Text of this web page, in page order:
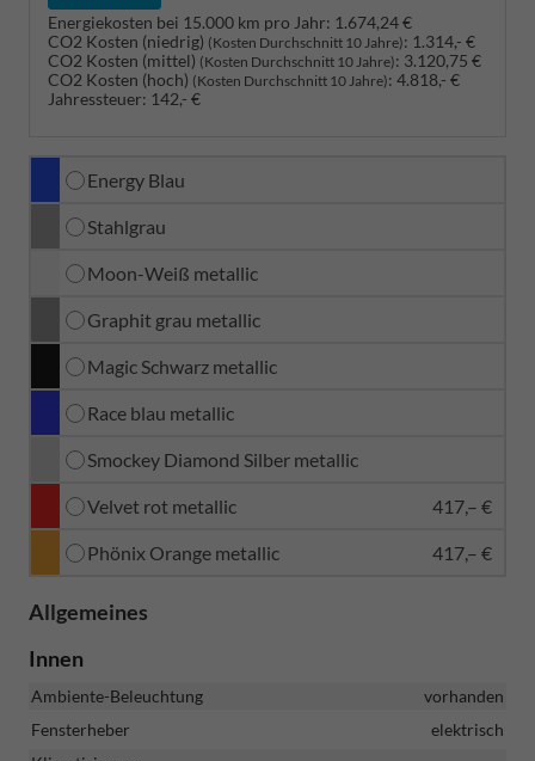
Energiekosten bei 15.000 km pro Jahr: 1.674,24 €
CO2 Kosten (niedrig) (Kosten Durchschnitt 10 Jahre): 1.314,- €
CO2 Kosten (mittel) (Kosten Durchschnitt 10 Jahre): 3.120,75 €
CO2 Kosten (hoch) (Kosten Durchschnitt 10 Jahre): 4.818,- €
Jahressteuer: 142,- €
Energy Blau
Stahlgrau
Moon-Weiß metallic
Graphit grau metallic
Magic Schwarz metallic
Race blau metallic
Smockey Diamond Silber metallic
Velvet rot metallic 417,– €
Phönix Orange metallic 417,– €
Allgemeines
Innen
Ambiente-Beleuchtung
vorhanden
Fensterheber
elektrisch